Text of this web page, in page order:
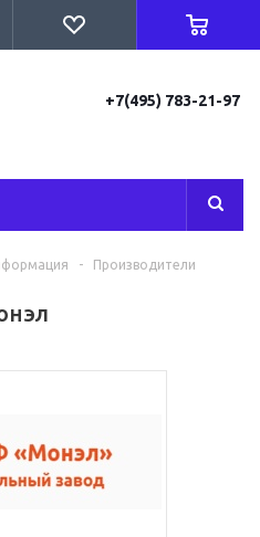
+7(495) 783-21-97
- Производители